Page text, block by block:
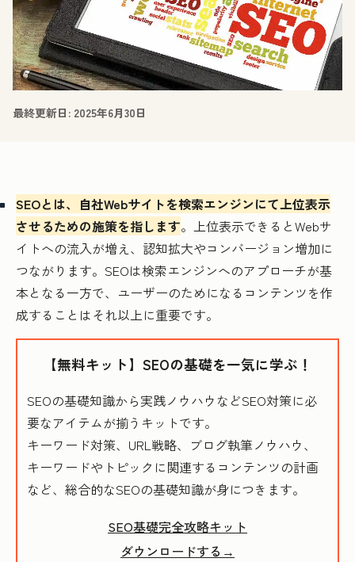
最終更新日: 2025年6月30日
SEOとは、自社Webサイトを検索エンジンにて上位表示
させるための施策を指します。上位表示できるとWebサ
イトへの流入が増え、認知拡大やコンバージョン増加に
つながります。SEOは検索エンジンへのアプローチが基
本となる一方で、ユーザーのためになるコンテンツを作
成することはそれ以上に重要です。
【無料キット】SEOの基礎を一気に学ぶ！
SEOの基礎知識から実践ノウハウなどSEO対策に必
要なアイテムが揃うキットです。
キーワード対策、URL戦略、ブログ執筆ノウハウ、
キーワードやトピックに関連するコンテンツの計画
など、総合的なSEOの基礎知識が身につきます。
SEO基礎完全攻略キット
ダウンロードする→